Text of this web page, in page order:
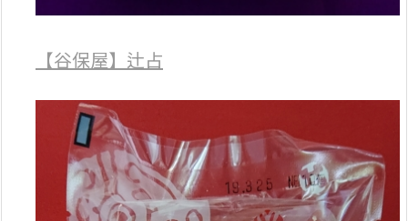
【谷保屋】辻占